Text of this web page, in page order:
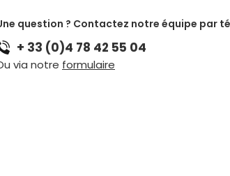
BASSE
CONDOR
EN
SI
question ? Contactez notre équipe par
+ 33 (0)4 78 42 55 04
via notre formulaire